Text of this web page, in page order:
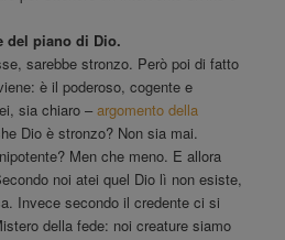
del piano di Dio.
sarebbe stronzo. Però poi di fatto
è il poderoso, cogente e
sia chiaro – argomento della
Dio è stronzo? Non sia mai.
Men che meno. E allora
noi atei quel Dio lì non esiste,
Invece secondo il credente ci si
della fede: noi creature siamo